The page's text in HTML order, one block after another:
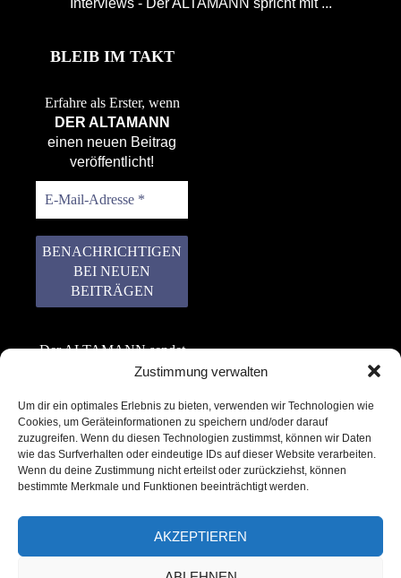
Zustimmung verwalten
Um dir ein optimales Erlebnis zu bieten, verwenden wir Technologien wie
Cookies, um Geräteinformationen zu speichern und/oder darauf
zuzugreifen. Wenn du diesen Technologien zustimmst, können wir Daten
wie das Surfverhalten oder eindeutige IDs auf dieser Website verarbeiten.
Wenn du deine Zustimmung nicht erteilst oder zurückziehst, können
bestimmte Merkmale und Funktionen beeinträchtigt werden.
AKZEPTIEREN
Interviews - Der ALTAMANN spricht mit ...
BLEIB IM TAKT
Erfahre als Erster, wenn
DER ALTAMANN
einen neuen Beitrag
veröffentlicht!
Der ALTAMANN sendet
keinen Spam! Er gibt
weiter. Erfahre mehr in
unserer
Datenschutzerklärung.